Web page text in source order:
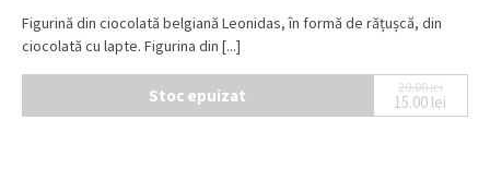
Figurină din ciocolată belgiană Leonidas, în formă de rățușcă, din
ciocolată cu lapte. Figurina din [...]
Stoc epuizat 20.00lei
Prețul
15.00 lei
Prețul